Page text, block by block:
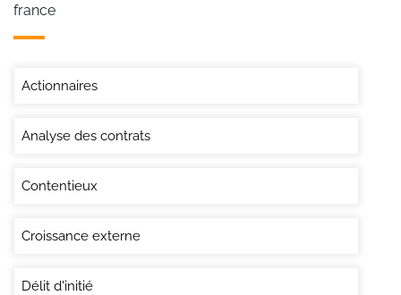
france
Actionnaires
Analyse des contrats
Contentieux
Croissance externe
Délit d'initié